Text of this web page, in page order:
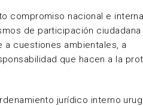
compromiso nacional e
de participación ciudadana
cuestiones ambientales, a
que hacen a la
jurídico interno